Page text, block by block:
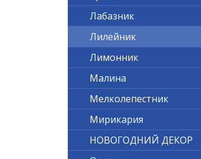
Лабазник
Лилейник
Лимонник
Малина
Мелколепестник
Мирикария
НОВОГОДНИЙ ДЕКОР